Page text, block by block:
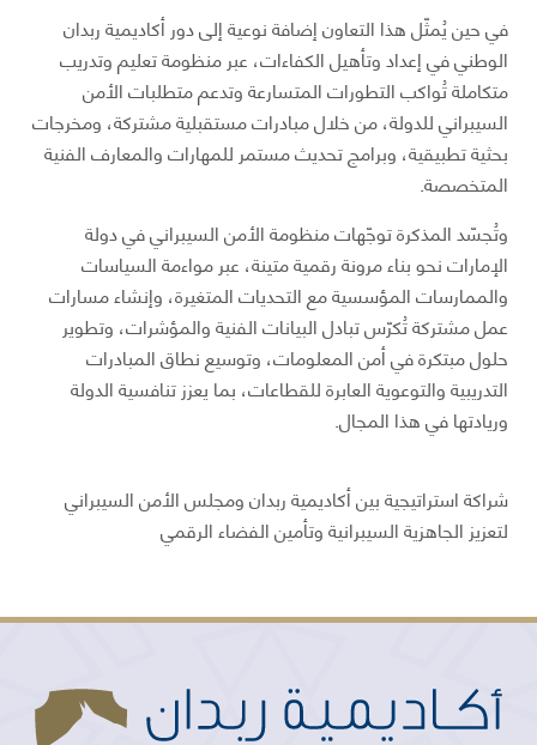
في حين يُمثّل هذا التعاون إضافة نوعية إلى دور أكاديمية ربدان
الوطني في إعداد وتأهيل الكفاءات، عبر منظومة تعليم وتدريب
متكاملة تُواكب التطورات المتسارعة وتدعم متطلبات الأمن
السيبراني للدولة، من خلال مبادرات مستقبلية مشتركة، ومخرجات
بحثية تطبيقية، وبرامج تحديث مستمر للمهارات والمعارف الفنية
المتخصصة.
وتُجسّد المذكرة توجّهات منظومة الأمن السيبراني في دولة
الإمارات نحو بناء مرونة رقمية متينة، عبر مواءمة السياسات
والممارسات المؤسسية مع التحديات المتغيرة، وإنشاء مسارات
عمل مشتركة تُكرّس تبادل البيانات الفنية والمؤشرات، وتطوير
حلول مبتكرة في أمن المعلومات، وتوسيع نطاق المبادرات
التدريبية والتوعوية العابرة للقطاعات، بما يعزز تنافسية الدولة
وريادتها في هذا المجال.
شراكة استراتيجية بين أكاديمية ربدان ومجلس الأمن السيبراني
لتعزيز الجاهزية السيبرانية وتأمين الفضاء الرقمي